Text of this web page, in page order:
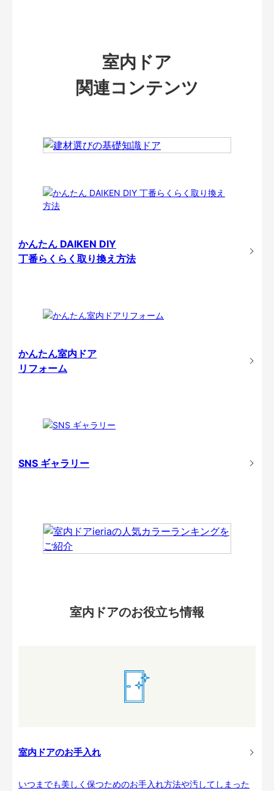
室内ドア
関連コンテンツ
かんたん DAIKEN DIY
丁番らくらく取り換え方法
かんたん室内ドア
リフォーム
SNS ギャラリー
室内ドアのお役立ち情報
室内ドアのお手入れ
いつまでも美しく保つためのお手入れ方法や汚してしまった